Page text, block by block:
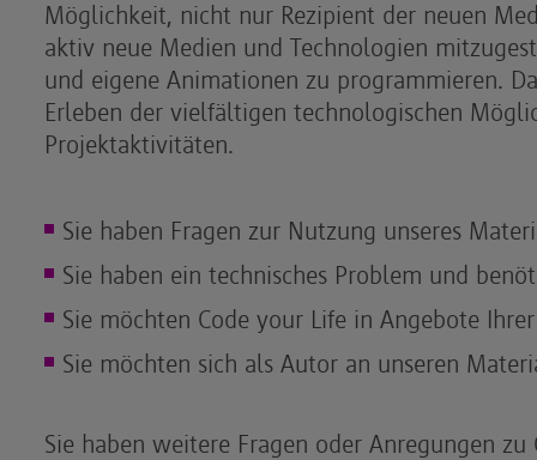
Möglichkeit, nicht nur Rezipient der neuen
aktiv neue Medien und Technologien
und eigene Animationen zu programmieren.
Erleben der vielfältigen technologischen
Projektaktivitäten.
Sie haben Fragen zur Nutzung unseres
Sie haben ein technisches Problem und
Sie möchten Code your Life in Angebote
Sie möchten sich als Autor an unseren
Sie haben weitere Fragen oder Anregungen zu